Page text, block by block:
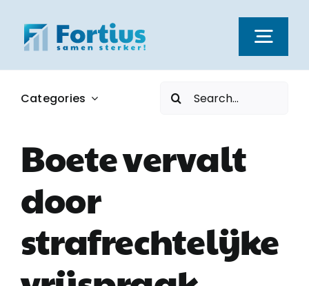
naar
inhoud
Kernwaarden
Vacatures
Categories
Zoeken
naar:
Boete vervalt
door
strafrechtelijke